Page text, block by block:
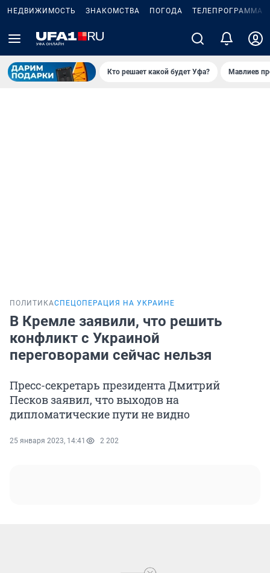
НЕДВИЖИМОСТЬ ЗНАКОМСТВА ПОГОДА ТЕЛЕПРОГРАММА
Кто решает какой будет Уфа? Мавлиев
ПОЛИТИКАСПЕЦОПЕРАЦИЯ НА УКРАИНЕ
В Кремле заявили, что решить
конфликт с Украиной
переговорами сейчас нельзя
Пресс-секретарь президента Дмитрий
Песков заявил, что выходов на
дипломатические пути не видно
25 января 2023, 14:41 2 202